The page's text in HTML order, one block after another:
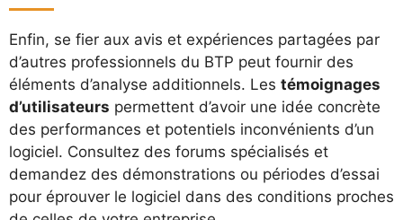
Enfin, se fier aux avis et expériences partagées par
d’autres professionnels du BTP peut fournir des
éléments d’analyse additionnels. Les témoignages
d’utilisateurs permettent d’avoir une idée concrète
des performances et potentiels inconvénients d’un
logiciel. Consultez des forums spécialisés et
demandez des démonstrations ou périodes d’essai
pour éprouver le logiciel dans des conditions proches